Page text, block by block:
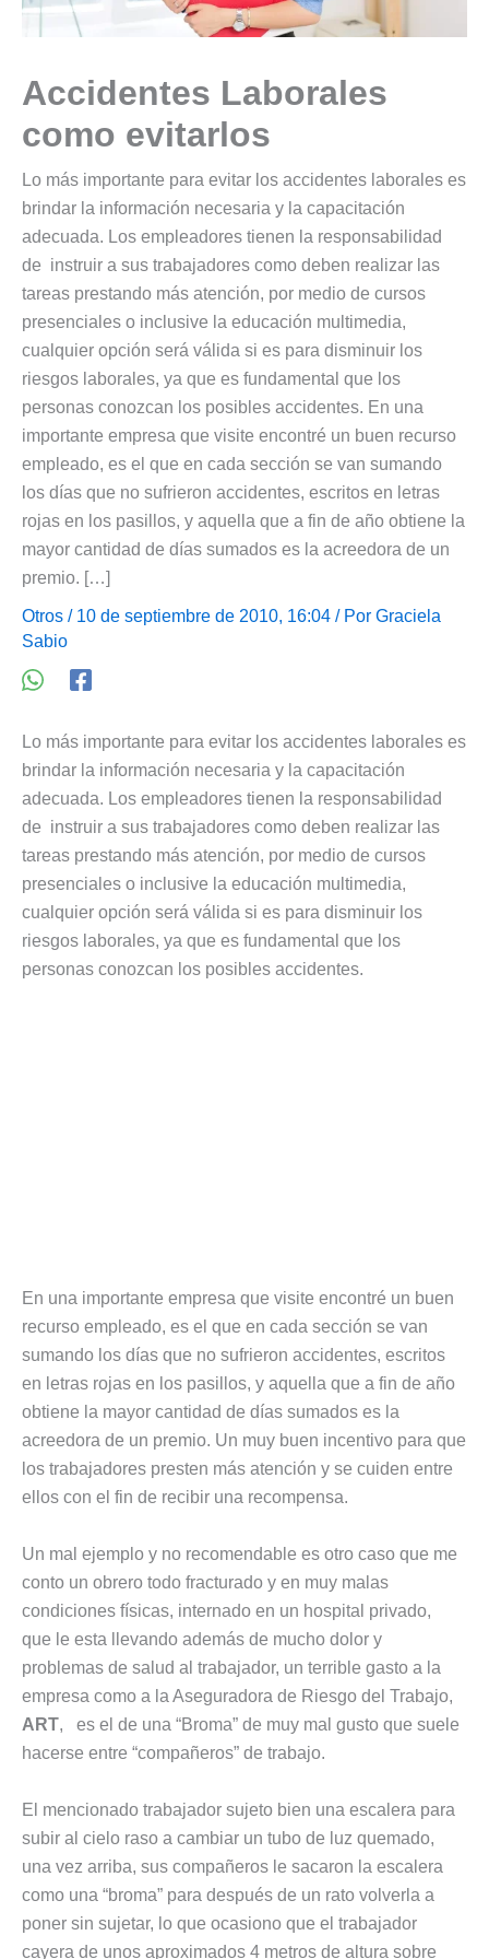
Accidentes Laborales
como evitarlos
Lo más importante para evitar los accidentes laborales es
brindar la información necesaria y la capacitación
adecuada. Los empleadores tienen la responsabilidad
de instruir a sus trabajadores como deben realizar las
tareas prestando más atención, por medio de cursos
presenciales o inclusive la educación multimedia,
cualquier opción será válida si es para disminuir los
riesgos laborales, ya que es fundamental que los
personas conozcan los posibles accidentes. En una
importante empresa que visite encontré un buen recurso
empleado, es el que en cada sección se van sumando
los días que no sufrieron accidentes, escritos en letras
rojas en los pasillos, y aquella que a fin de año obtiene la
mayor cantidad de días sumados es la acreedora de un
premio. […]
Otros / 10 de septiembre de 2010, 16:04 / Por Graciela
Sabio
Lo más importante para evitar los accidentes laborales es
brindar la información necesaria y la capacitación
adecuada. Los empleadores tienen la responsabilidad
de instruir a sus trabajadores como deben realizar las
tareas prestando más atención, por medio de cursos
presenciales o inclusive la educación multimedia,
cualquier opción será válida si es para disminuir los
riesgos laborales, ya que es fundamental que los
personas conozcan los posibles accidentes.
En una importante empresa que visite encontré un buen
recurso empleado, es el que en cada sección se van
sumando los días que no sufrieron accidentes, escritos
en letras rojas en los pasillos, y aquella que a fin de año
obtiene la mayor cantidad de días sumados es la
acreedora de un premio. Un muy buen incentivo para que
los trabajadores presten más atención y se cuiden entre
ellos con el fin de recibir una recompensa.
Un mal ejemplo y no recomendable es otro caso que me
conto un obrero todo fracturado y en muy malas
condiciones físicas, internado en un hospital privado,
que le esta llevando además de mucho dolor y
problemas de salud al trabajador, un terrible gasto a la
empresa como a la Aseguradora de Riesgo del Trabajo,
ART, es el de una “Broma” de muy mal gusto que suele
hacerse entre “compañeros” de trabajo.
El mencionado trabajador sujeto bien una escalera para
subir al cielo raso a cambiar un tubo de luz quemado,
una vez arriba, sus compañeros le sacaron la escalera
como una “broma” para después de un rato volverla a
poner sin sujetar, lo que ocasiono que el trabajador
cayera de unos aproximados 4 metros de altura sobre